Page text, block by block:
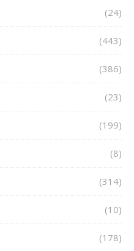
(24)
(443)
(386)
(23)
(199)
(8)
(314)
(10)
(178)